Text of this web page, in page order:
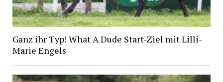
Ganz ihr Typ! What A Dude Start-Ziel mit Lilli-
Marie Engels